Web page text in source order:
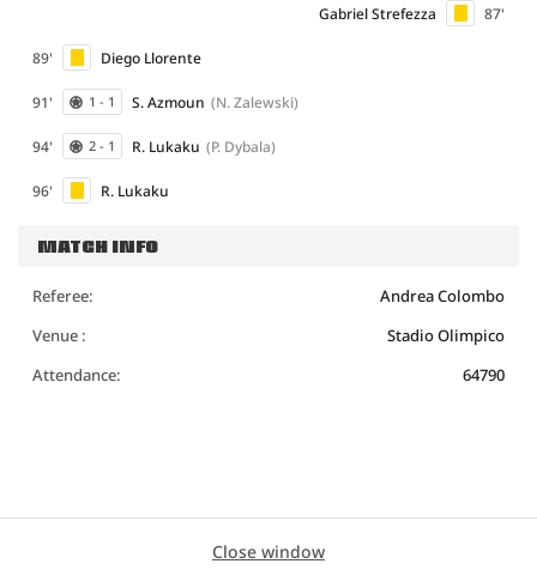
87'
Gabriel Strefezza
89' Diego Llorente
91' 1 - 1 S. Azmoun (N. Zalewski)
94' 2 - 1 R. Lukaku (P. Dybala)
96' R. Lukaku
MATCH INFO
Referee:
Andrea Colombo
Venue :
Stadio Olimpico
Attendance:
64790
Close window